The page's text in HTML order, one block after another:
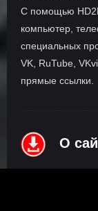
С помощью
компьютер,
специальных
VK, RuTube,
прямые ссылки.
О